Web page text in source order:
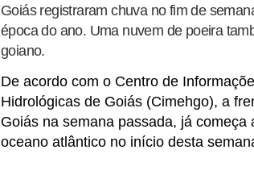
Goiás registraram chuva no fim de
época do ano. Uma nuvem de poeira
goiano.
De acordo com o Centro de
Hidrológicas de Goiás (Cimehgo), a
Goiás na semana passada, já começa
oceano atlântico no início desta